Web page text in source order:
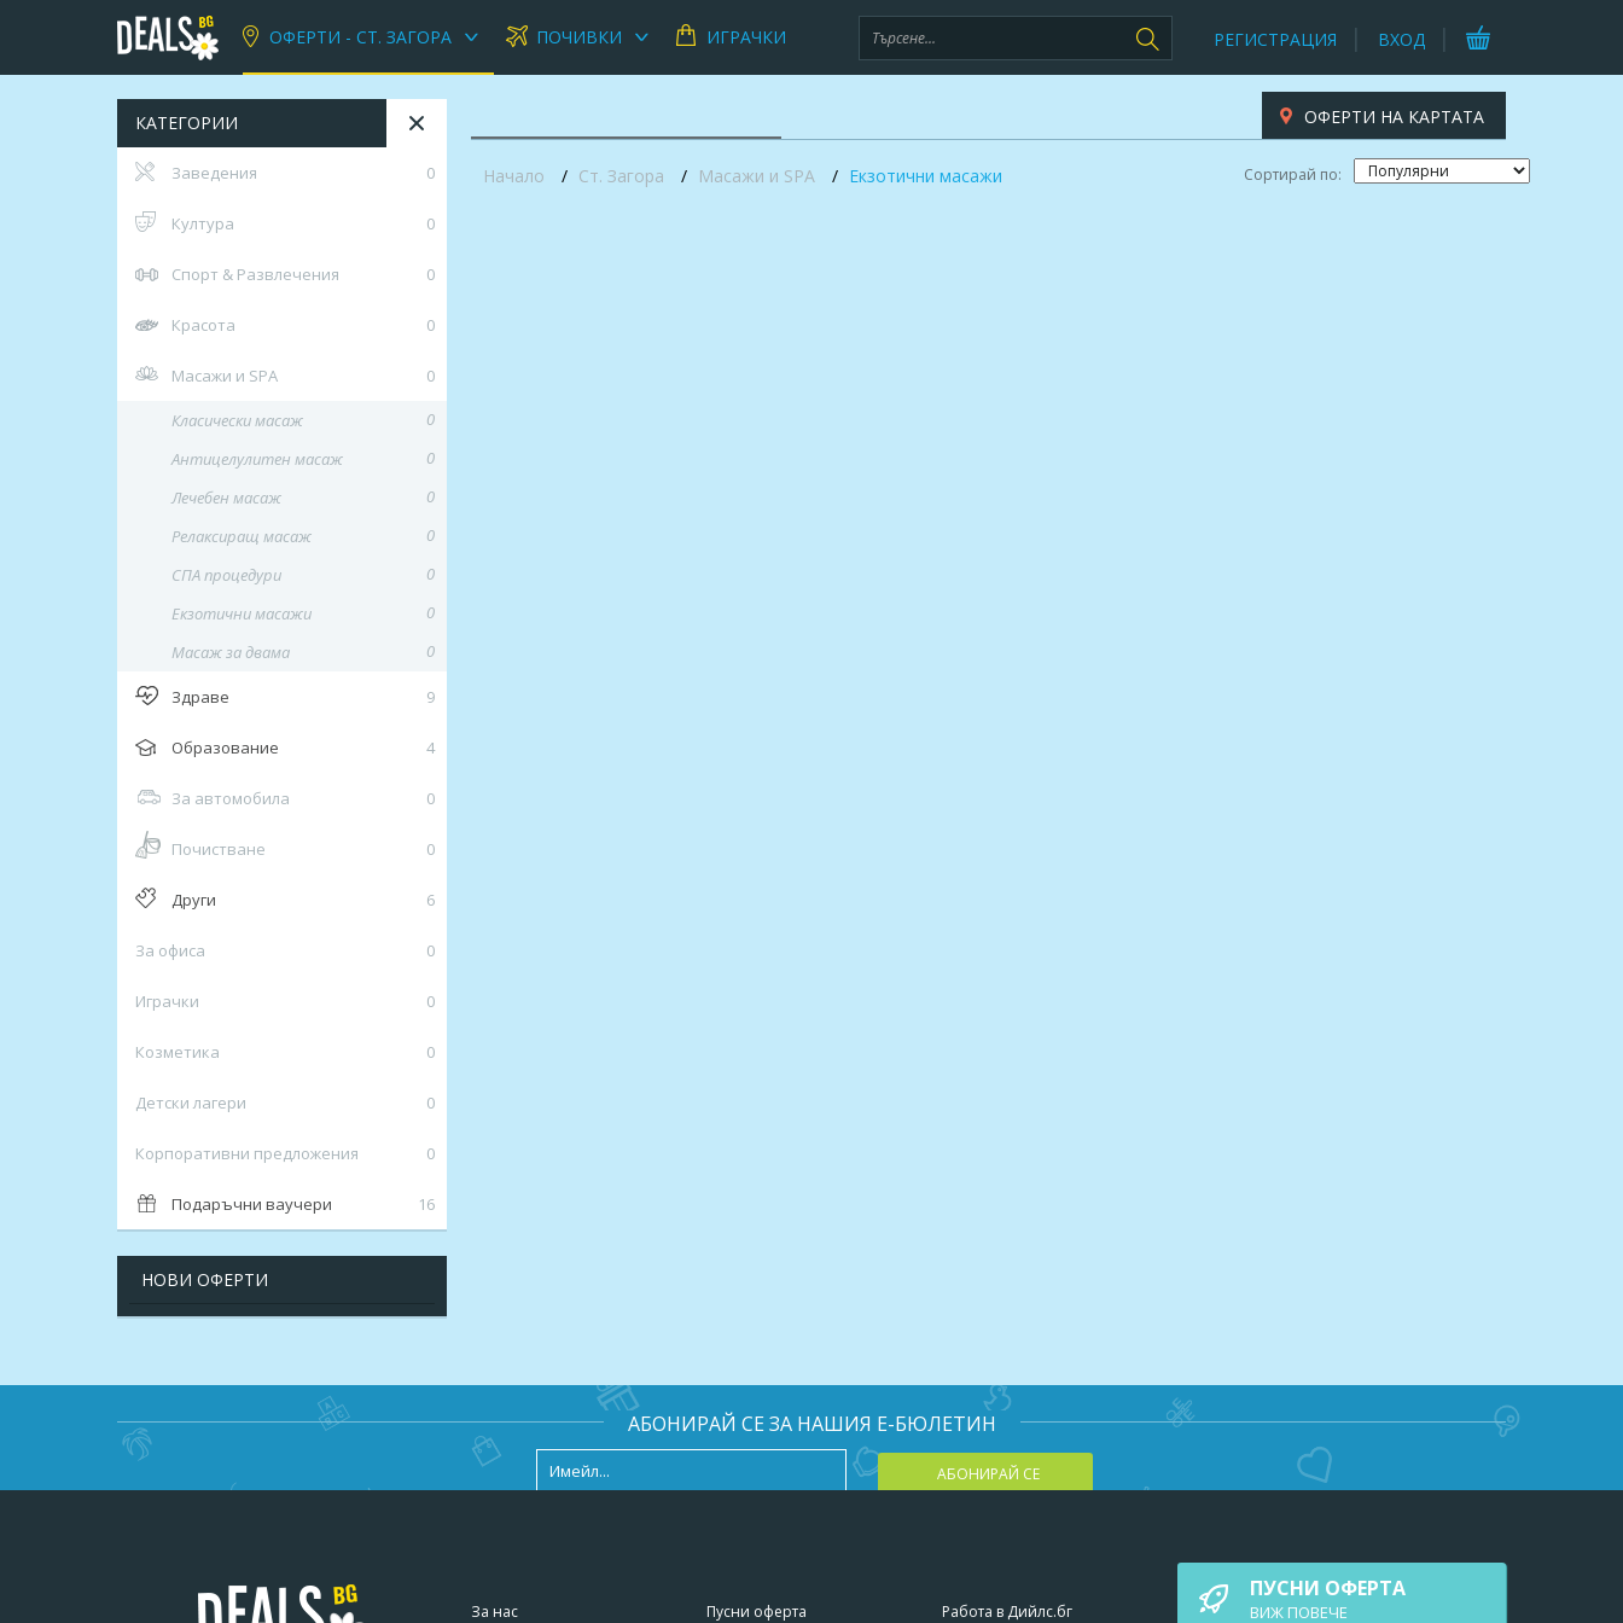
ОФЕРТИ - СТ. ЗАГОРА ПОЧИВКИ ИГРАЧКИ РЕГИСТРАЦИЯ ВХОД
КАТЕГОРИИ
Заведения 0
Култура 0
Спорт & Развлечения 0
Красота 0
Масажи и SPA 0
Класически масаж
0
Антицелулитен масаж
0
Лечебен масаж
0
Релаксиращ масаж
0
СПА процедури
0
Екзотични масажи
0
Mасаж за двама
0
Здраве 9
Образование 4
За автомобила 0
Почистване 0
Други 6
За офиса 0
Играчки 0
Козметика 0
Детски лагери 0
Корпоративни предложения 0
Подаръчни ваучери 16
НОВИ ОФЕРТИ
ОФЕРТИ НА КАРТАТА
Начало Ст. Загора Масажи и SPA Екзотични масажи Сортирай по:
АБОНИРАЙ СЕ ЗА НАШИЯ Е-БЮЛЕТИН
АБОНИРАЙ СЕ
За нас Пусни оферта Работа в Дийлс.бг
ПУСНИ ОФЕРТА
ВИЖ ПОВEЧЕ